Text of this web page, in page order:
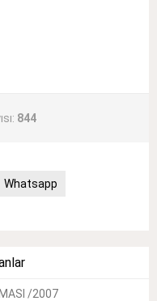
844
Whatsapp
/2007